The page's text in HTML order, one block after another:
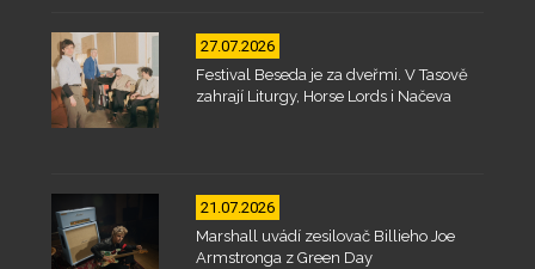
27.07.2026
Festival Beseda je za dveřmi. V Tasově
zahrají Liturgy, Horse Lords i Načeva
21.07.2026
Marshall uvádí zesilovač Billieho Joe
Armstronga z Green Day